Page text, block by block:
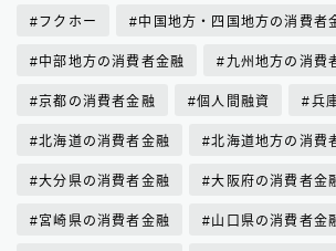
フクホー 中国地方・四国地方の消費者
中部地方の消費者金融 九州地方の消費
京都の消費者金融 個人間融資 兵
北海道の消費者金融 北海道地方の消費
大分県の消費者金融 大阪府の消費者金
宮崎県の消費者金融 山口県の消費者金